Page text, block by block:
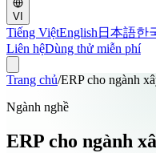
VI
Tiếng ViệtEnglish 日本語한
Liên hệDùng thử miễn phí
Trang chủ/ERP cho ngành
Ngành nghề
ERP cho ngành